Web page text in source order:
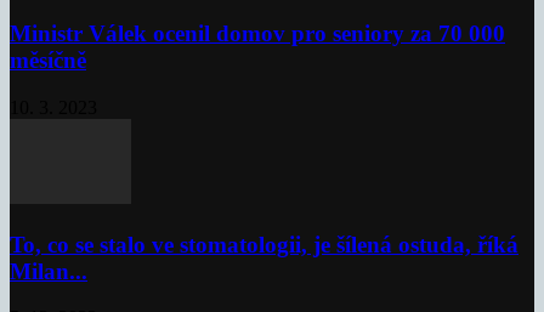
Ministr Válek ocenil domov pro seniory za 70 000
měsíčně
To, co se stalo ve stomatologii, je šílená ostuda, říká
Milan...